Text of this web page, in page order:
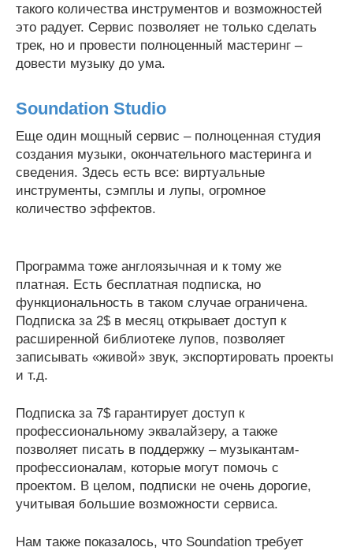
такого количества инструментов и возможностей
это радует. Сервис позволяет не только сделать
трек, но и провести полноценный мастеринг –
довести музыку до ума.
Soundation Studio
Еще один мощный сервис – полноценная студия
создания музыки, окончательного мастеринга и
сведения. Здесь есть все: виртуальные
инструменты, сэмплы и лупы, огромное
количество эффектов.
Программа тоже англоязычная и к тому же
платная. Есть бесплатная подписка, но
функциональность в таком случае ограничена.
Подписка за 2$ в месяц открывает доступ к
расширенной библиотеке лупов, позволяет
записывать «живой» звук, экспортировать проекты
и т.д.
Подписка за 7$ гарантирует доступ к
профессиональному эквалайзеру, а также
позволяет писать в поддержку – музыкантам-
профессионалам, которые могут помочь с
проектом. В целом, подписки не очень дорогие,
учитывая большие возможности сервиса.
Нам также показалось, что Soundation требует